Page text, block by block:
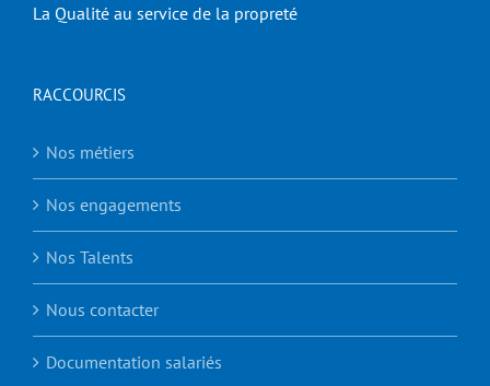
La Qualité au service de la propreté
RACCOURCIS
Nos métiers
Nos engagements
Nos Talents
Nous contacter
Documentation salariés